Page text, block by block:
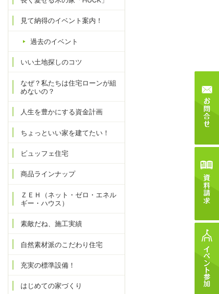
見て納得のイベント案内！
過去のイベント
いい土地探しのコツ
なぜ？私たちは住宅ローンが組
めないの？
人生を豊かにする資金計画
ちょっといい家を建てたい！
ビュッフェ住宅
商品ラインナップ
ＺＥＨ（ネット・ゼロ・エネル
ギー・ハウス）
素敵だね、施工実績
自然素材派のこだわり住宅
充実の標準設備！
はじめての家づくり